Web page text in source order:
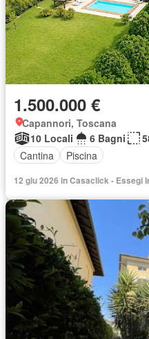
1.500.000 €
Capannori, Toscana
10 Locali
6 Bagni
Cantina
Piscina
12 giu 2026 in Casaclick - Essegi